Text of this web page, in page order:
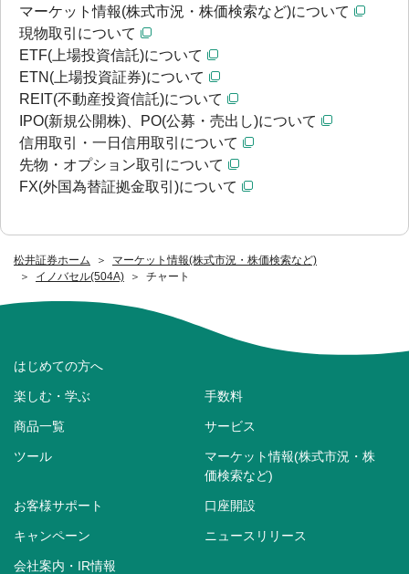
松井証券ホーム
マーケット情報(株式市況・株価検索など)
イノバセル(504A)
チャート
マーケット情報(株式市況・株価検索など)について
現物取引について
ETF(上場投資信託)について
ETN(上場投資証券)について
REIT(不動産投資信託)について
IPO(新規公開株)、PO(公募・売出し)について
信用取引・一日信用取引について
先物・オプション取引について
FX(外国為替証拠金取引)について
はじめての方へ
楽しむ・学ぶ 手数料
商品一覧 サービス
ツール
マーケット情報(株式市況・株
価検索など)
お客様サポート 口座開設
キャンペーン ニュースリリース
会社案内・IR情報